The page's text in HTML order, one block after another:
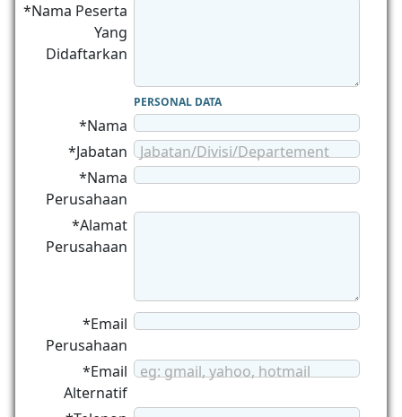
*Nama Peserta
Yang
Didaftarkan
PERSONAL DATA
*Nama
*Jabatan
Jabatan/Divisi/Departement
*Nama
Perusahaan
*Alamat
Perusahaan
*Email
Perusahaan
*Email
Alternatif
eg: gmail, yahoo, hotmail